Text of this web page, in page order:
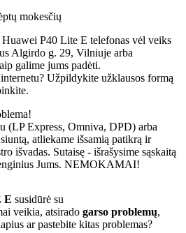
mokesčių
P40 Lite E telefonas vėl veiks
Algirdo g. 29, Vilniuje arba
galime jums padėti.
Užpildykite užklausos formą
(LP Express, Omniva, DPD) arba
atliekame išsamią patikrą ir
išvadas. Sutaisę - išrašysime sąskaitą
Jums. NEMOKAMAI!
E susidūrė su
veikia, atsirado garso problemų,
ar pastebite kitas problemas?